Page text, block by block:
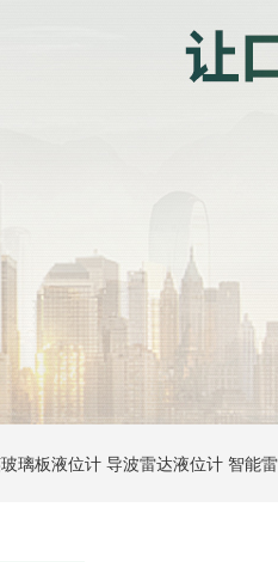
璃板液位计 导波雷达液位计 智能